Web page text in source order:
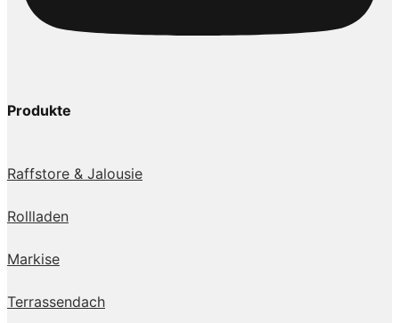
Produkte
Raffstore & Jalousie
Rollladen
Markise
Terrassendach